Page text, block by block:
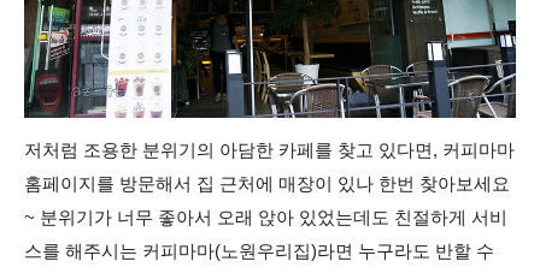
저처럼 조용한 분위기의 아담한 카페를 찾고 있다면, 커피마마
홈페이지를 방문해서 집 근처에 매장이 있나 한번 찾아보세요
~ 분위기가 너무 좋아서 오래 앉아 있었는데도 친절하게 서비
스를 해주시는 커피마마(노원우리집)라면 누구라도 반할 수